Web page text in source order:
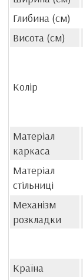
Глибина (см)
Висота (см)
Колір
Матеріал
каркаса
Матеріал
стільниці
Механізм
розкладки
Країна